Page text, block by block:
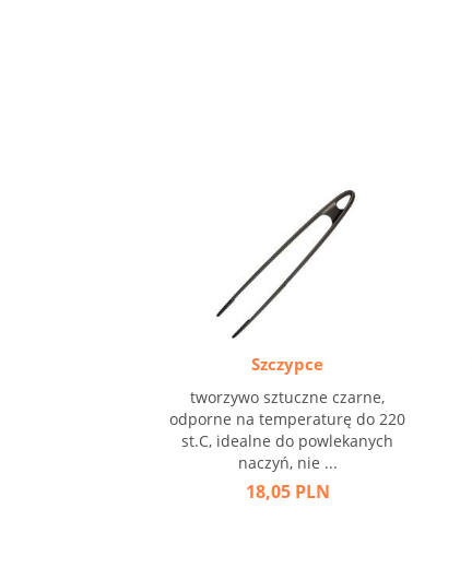
Szczypce
tworzywo sztuczne czarne,
odporne na temperaturę do 220
st.C, idealne do powlekanych
naczyń, nie ...
18,05 PLN